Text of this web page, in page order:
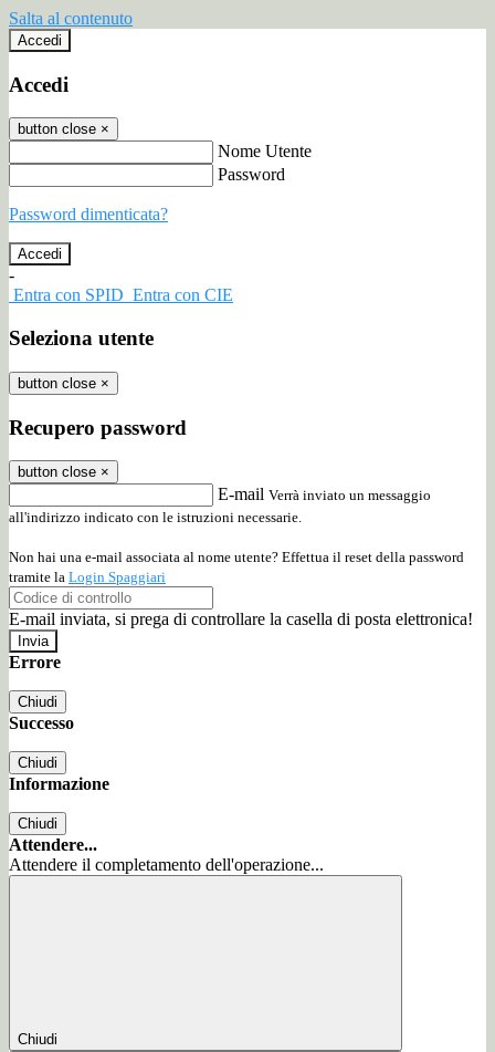
Salta al contenuto
Accedi
Accedi
button close ×
Nome Utente
Password
Password dimenticata?
-
Entra con SPID Entra con CIE
Seleziona utente
button close ×
Recupero password
button close ×
E-mail Verrà inviato un messaggio
all'indirizzo indicato con le istruzioni necessarie.
Non hai una e-mail associata al nome utente? Effettua il reset della password
tramite la Login Spaggiari
E-mail inviata, si prega di controllare la casella di posta elettronica!
Errore
Chiudi
Successo
Chiudi
Informazione
Chiudi
Attendere...
Attendere il completamento dell'operazione...
Chiudi